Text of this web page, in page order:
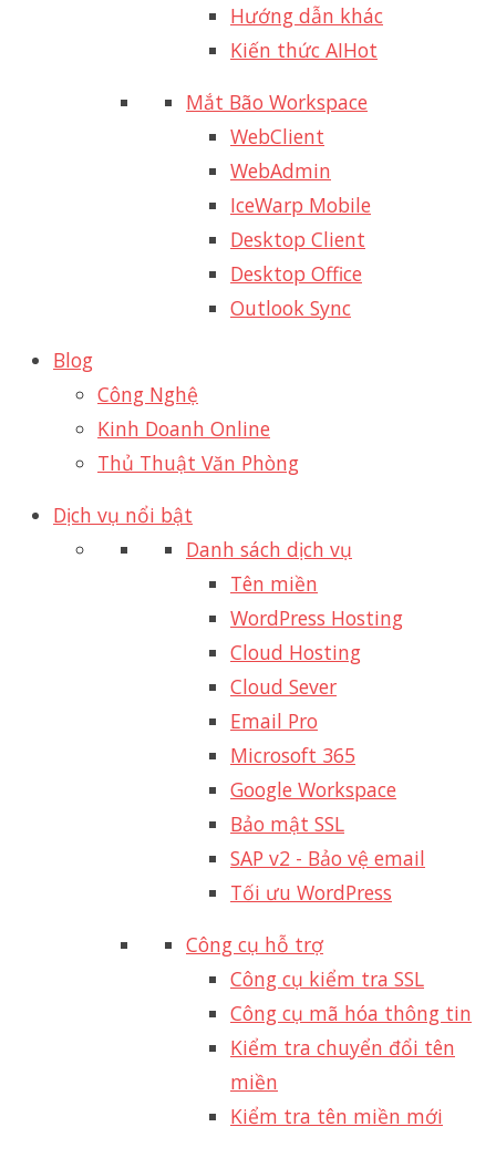
Hướng dẫn khác
Kiến thức AIHot
Mắt Bão Workspace
WebClient
WebAdmin
IceWarp Mobile
Desktop Client
Desktop Office
Outlook Sync
Blog
Công Nghệ
Kinh Doanh Online
Thủ Thuật Văn Phòng
Dịch vụ nổi bật
Danh sách dịch vụ
Tên miền
WordPress Hosting
Cloud Hosting
Cloud Sever
Email Pro
Microsoft 365
Google Workspace
Bảo mật SSL
SAP v2 - Bảo vệ email​
Tối ưu WordPress
Công cụ hỗ trợ
Công cụ kiểm tra SSL
Công cụ mã hóa thông tin
Kiểm tra chuyển đổi tên
miền
Kiểm tra tên miền mới